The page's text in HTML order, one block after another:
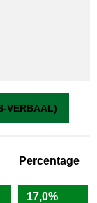
VERBAAL)
Percentage
17,0%